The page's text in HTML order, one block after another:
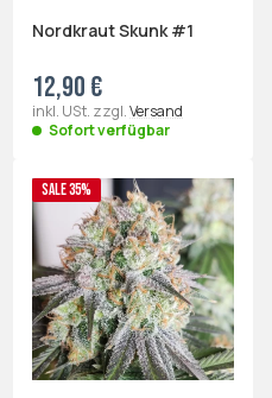
Nordkraut Skunk #1
12,90 €
inkl. USt. zzgl.Versand
Sofort verfügbar
SALE 35%